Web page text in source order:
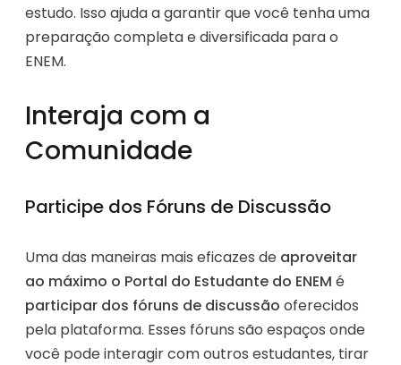
estudo. Isso ajuda a garantir que você tenha uma
preparação completa e diversificada para o
ENEM.
Interaja com a
Comunidade
Participe dos Fóruns de Discussão
Uma das maneiras mais eficazes de aproveitar
ao máximo o Portal do Estudante do ENEM é
participar dos fóruns de discussão oferecidos
pela plataforma. Esses fóruns são espaços onde
você pode interagir com outros estudantes, tirar